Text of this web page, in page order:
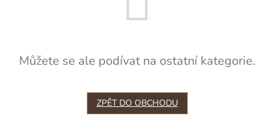
Můžete se ale podívat na ostatní kategorie.
ZPĚT DO OBCHODU